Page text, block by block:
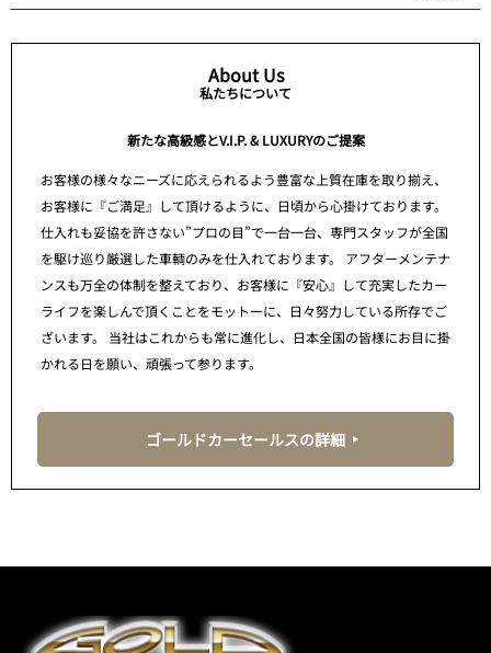
About Us
私たちについて
新たな高級感とV.I.P. & LUXURYのご提案
お客様の様々なニーズに応えられるよう豊富な上質在庫を取り揃え、
お客様に『ご満足』して頂けるように、日頃から心掛けております。
仕入れも妥協を許さない”プロの目”で一台一台、専門スタッフが全国
を駆け巡り厳選した車輌のみを仕入れております。 アフターメンテナ
ンスも万全の体制を整えており、お客様に『安心』して充実したカー
ライフを楽しんで頂くことをモットーに、日々努力している所存でご
ざいます。 当社はこれからも常に進化し、日本全国の皆様にお目に掛
かれる日を願い、頑張って参ります。
ゴールドカーセールスの詳細